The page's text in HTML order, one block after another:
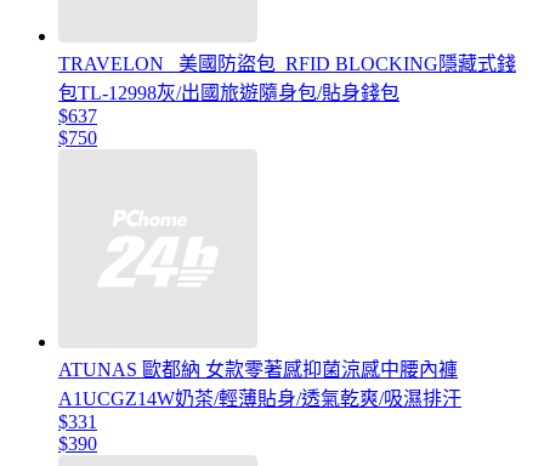
TRAVELON _美國防盜包_RFID BLOCKING隱藏式錢
包TL-12998灰/出國旅遊隨身包/貼身錢包
$637
$750
ATUNAS 歐都納 女款零著感抑菌涼感中腰內褲
A1UCGZ14W奶茶/輕薄貼身/透氣乾爽/吸濕排汗
$331
$390